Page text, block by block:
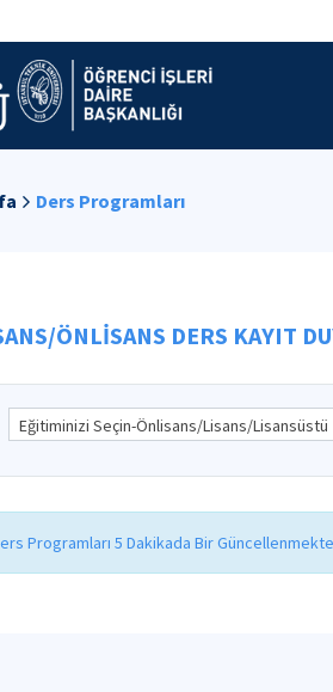
Ders Programları
ÖNLİSANS DERS KAYIT
Eğitiminizi Seçin-Önlisans/Lisans/Lisansüstü
Programları 5 Dakikada Bir